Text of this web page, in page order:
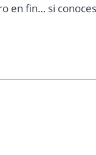
en fin… si